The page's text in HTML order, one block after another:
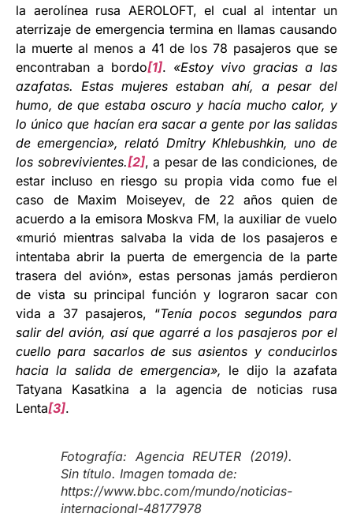
la aerolínea rusa AEROLOFT, el cual al intentar un
aterrizaje de emergencia termina en llamas causando
la muerte al menos a 41 de los 78 pasajeros que se
encontraban a bordo[1]. «Estoy vivo gracias a las
azafatas. Estas mujeres estaban ahí, a pesar del
humo, de que estaba oscuro y hacía mucho calor, y
lo único que hacían era sacar a gente por las salidas
de emergencia», relató Dmitry Khlebushkin, uno de
los sobrevivientes.[2], a pesar de las condiciones, de
estar incluso en riesgo su propia vida como fue el
caso de Maxim Moiseyev, de 22 años quien de
acuerdo a la emisora Moskva FM, la auxiliar de vuelo
«murió mientras salvaba la vida de los pasajeros e
intentaba abrir la puerta de emergencia de la parte
trasera del avión», estas personas jamás perdieron
de vista su principal función y lograron sacar con
vida a 37 pasajeros, “Tenía pocos segundos para
salir del avión, así que agarré a los pasajeros por el
cuello para sacarlos de sus asientos y conducirlos
hacia la salida de emergencia», le dijo la azafata
Tatyana Kasatkina a la agencia de noticias rusa
Lenta[3].
Fotografía: Agencia REUTER (2019).
Sin título. Imagen tomada de:
https://www.bbc.com/mundo/noticias-
internacional-48177978